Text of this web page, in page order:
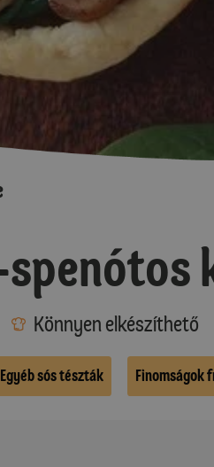
spenótos
Könnyen elkészíthető
Egyéb sós tészták Finomságok